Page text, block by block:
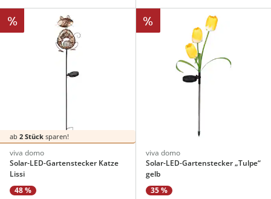
%
ab 2 Stück sparen!
viva domo
Solar-LED-Gartenstecker Katze
Lissi
48 %
%
viva domo
Solar-LED-Gartenstecker „Tulpe“
gelb
35 %